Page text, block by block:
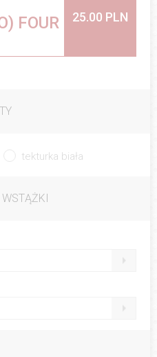
FOUR
25.00 PLN
tekturka biała
WSTĄŻKI